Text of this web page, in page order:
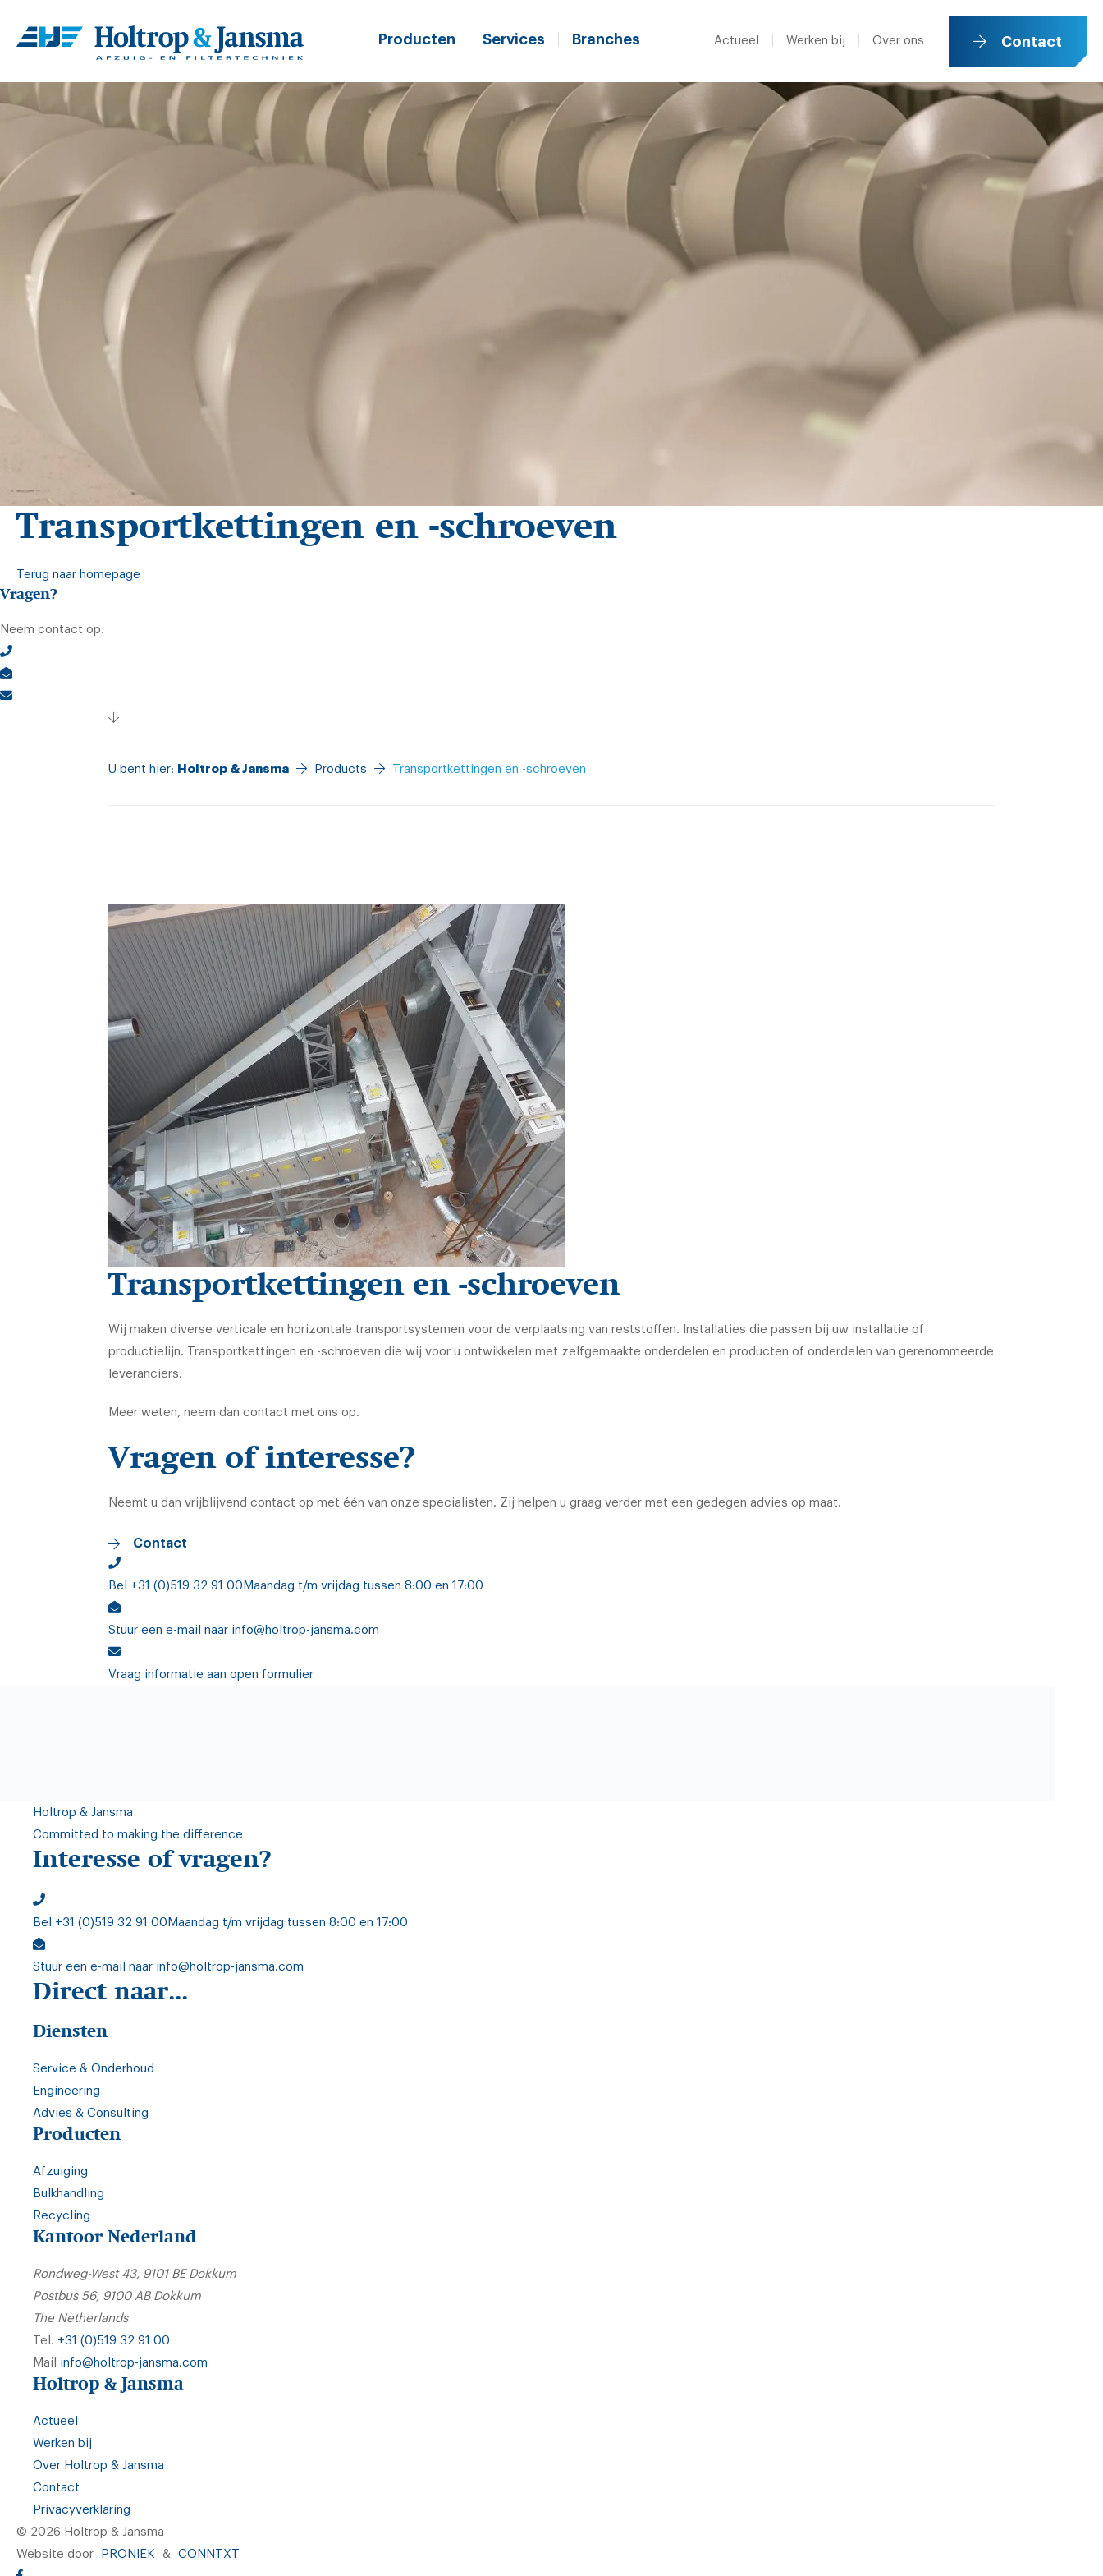
Producten Services Branches Actueel Werken bij Over ons Contact
Transportkettingen en -schroeven
Terug naar homepage
Vragen?
Neem contact op.
U bent hier: Holtrop & Jansma Products Transportkettingen en -schroeven
Transportkettingen en -schroeven
Wij maken diverse verticale en horizontale transportsystemen voor de verplaatsing van reststoffen. Installaties die passen bij uw installatie of
productielijn. Transportkettingen en -schroeven die wij voor u ontwikkelen met zelfgemaakte onderdelen en producten of onderdelen van gerenommeerde
leveranciers.
Meer weten, neem dan contact met ons op.
Vragen of interesse?
Neemt u dan vrijblijvend contact op met één van onze specialisten. Zij helpen u graag verder met een gedegen advies op maat.
Contact
Bel +31 (0)519 32 91 00 Maandag t/m vrijdag tussen 8:00 en 17:00
Stuur een e-mail naar info@holtrop-jansma.com
Vraag informatie aan open formulier
Holtrop & Jansma
Committed to making the difference
Interesse of vragen?
Bel +31 (0)519 32 91 00 Maandag t/m vrijdag tussen 8:00 en 17:00
Stuur een e-mail naar info@holtrop-jansma.com
Direct naar...
Diensten
Service & Onderhoud
Engineering
Advies & Consulting
Producten
Afzuiging
Bulkhandling
Recycling
Kantoor Nederland
Rondweg-West 43, 9101 BE Dokkum
Postbus 56, 9100 AB Dokkum
The Netherlands
Tel. +31 (0)519 32 91 00
Mail
info@holtrop-jansma.com
Holtrop & Jansma
Actueel
Werken bij
Over Holtrop & Jansma
Contact
Privacyverklaring
© 2026 Holtrop & Jansma
Website door
PRONIEK & CONNTXT